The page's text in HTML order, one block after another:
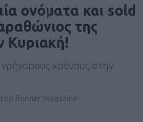
ονόματα και sold
της
Κυριακή!
γρήγορους χρόνους στην
του Runner Magazine